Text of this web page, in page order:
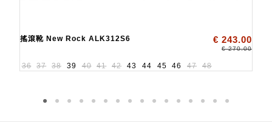
搖滾靴 New Rock ALK312S6 € 243.00
€ 270.00
36 37 38 39 40 41 42 43 44 45 46 47 48